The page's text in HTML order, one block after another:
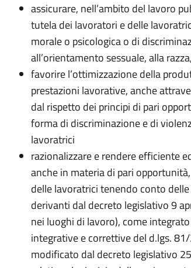
assicurare, nell’ambito del lavoro
tutela dei lavoratori e delle
morale o psicologica o di
all’orientamento sessuale, alla
favorire l’ottimizzazione della
prestazioni lavorative, anche
dal rispetto dei principi di pari
forma di discriminazione e di
lavoratrici
razionalizzare e rendere efficiente
anche in materia di pari
delle lavoratrici tenendo conto
derivanti dal decreto legislativo 9
nei luoghi di lavoro), come
integrative e correttive del d.lgs.
modificato dal decreto legislativo